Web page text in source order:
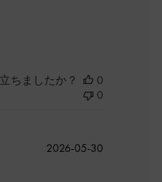
ちましたか？
0
0
公
2026-05-30